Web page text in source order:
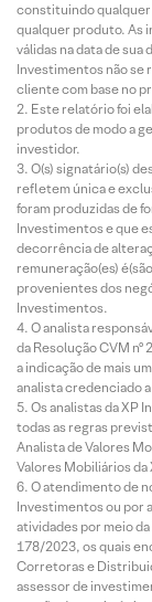
constituindo qualquer
qualquer produto. As
válidas na data de sua
Investimentos não se
cliente com base no
Este relatório foi
produtos de modo a
investidor.
O(s) signatário(s)
refletem única e
foram produzidas de
Investimentos e que
decorrência de
remuneração(es)
provenientes dos
Investimentos.
O analista
da Resolução CVM
a indicação de mais
analista credenciado
Os analistas da XP
todas as regras
Analista de Valores
Valores Mobiliários
O atendimento de
Investimentos ou por
atividades por meio
178/2023, os quais
Corretoras e
assessor de